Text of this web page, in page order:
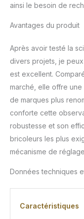
ainsi le besoin de
Avantages du produit
Après avoir testé la
divers projets, je
est excellent.
marché, elle offre
de marques plus
conforte cette
robustesse et son
bricoleurs les plus
mécanisme de
Données techniques
Caractéristiques